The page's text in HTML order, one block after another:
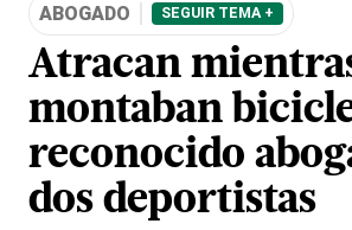
ABOGADO SEGUIR TEMA +
Atracan
montaban
reconocido
dos deportistas